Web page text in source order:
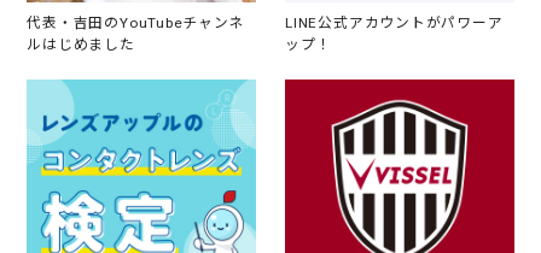
代表・吉田のYouTubeチャンネ
ルはじめました
LINE公式アカウントがパワーア
ップ！